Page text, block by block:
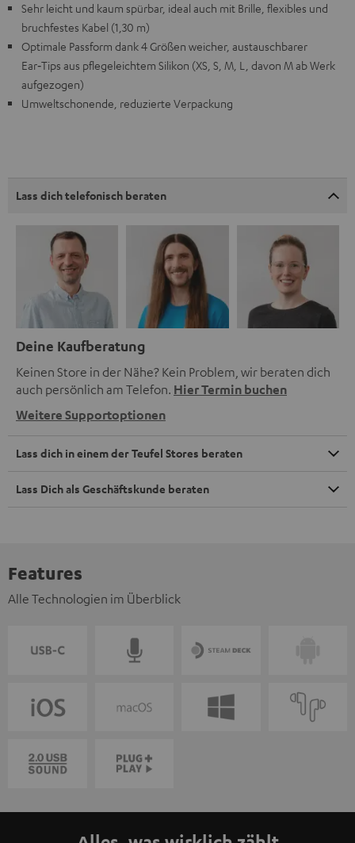
Sehr leicht und kaum spürbar, ideal auch mit Brille, flexibles und
bruchfestes Kabel (1,30 m)
Optimale Passform dank 4 Größen weicher, austauschbarer
Ear‑Tips aus pflegeleichtem Silikon (XS, S, M, L, davon M ab Werk
aufgezogen)
Umweltschonende, reduzierte Verpackung
Lass dich telefonisch beraten
Deine Kaufberatung
Keinen Store in der Nähe? Kein Problem, wir beraten dich
auch persönlich am Telefon. Hier Termin buchen
Weitere Supportoptionen
Lass dich in einem der Teufel Stores beraten
Lass Dich als Geschäftskunde beraten
Features
Alle Technologien im Überblick